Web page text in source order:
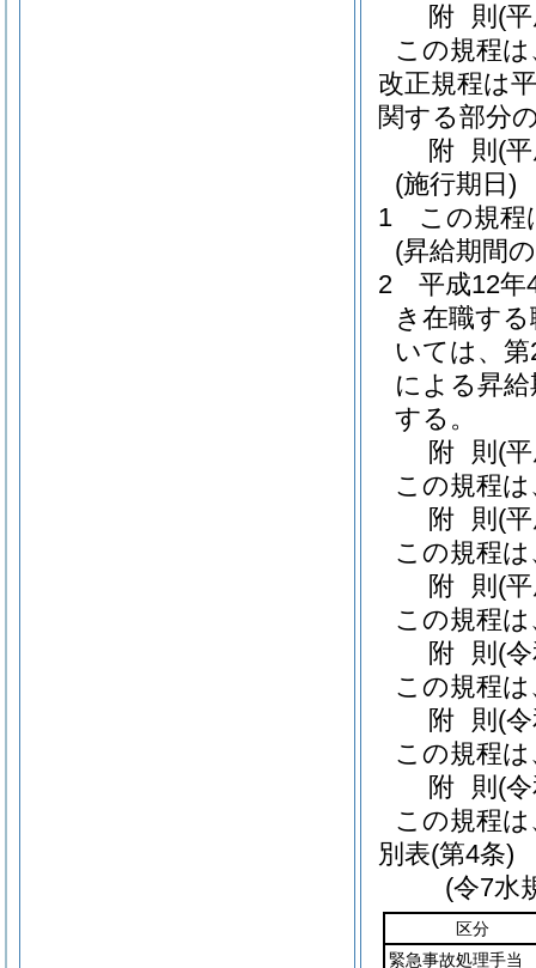
附 則 (
この規程
改正規程は
関する部分
附 則 (
(施行期日)
1
この規程
(昇給期間
2
平成12年
き在職す
いては、
による昇
する。
附 則 (
この規程
附 則 (
この規程
附 則 (
この規程
附 則 (
この規程
附 則 (
この規程
附 則 (
この規程
別表(第4条)
(令7水
区分
緊急事故処理手当